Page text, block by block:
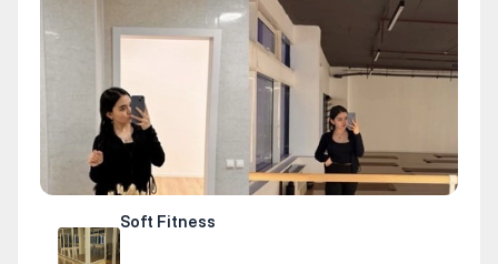
Soft Fitness